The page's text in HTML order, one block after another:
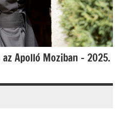
Apolló Moziban – 2025.